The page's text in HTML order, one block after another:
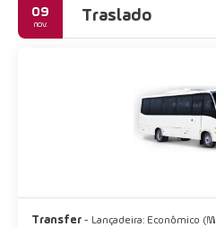
09
nov. Traslado
Transfer - Lançadeira: Econômico